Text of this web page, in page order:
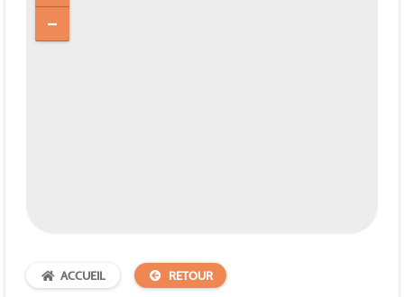
ACCUEIL RETOUR